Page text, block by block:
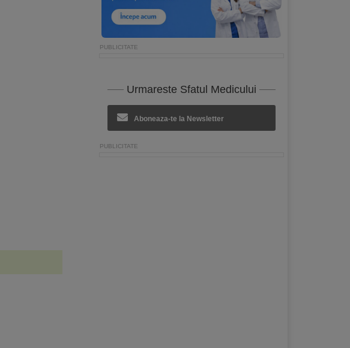
Urmareste Sfatul Medicului
Aboneaza-te la Newsletter